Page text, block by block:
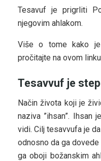
Tesavuf je prigrliti
njegovim ahlakom.
Više o tome kako
pročitajte na ovom
Tesavvuf je
Način života koji je
naziva ”ihsan”. Ihsan
vidi. Cilj tesavvufa je
odnosno da ga
ga oboji božanskim